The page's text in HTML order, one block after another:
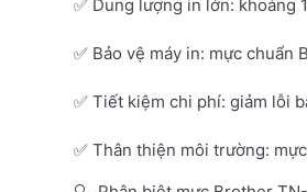
✅ Dung lượng in lớn: khoảng
✅ Bảo vệ máy in: mực chuẩn
✅ Tiết kiệm chi phí: giảm lỗi
✅ Thân thiện môi trường: